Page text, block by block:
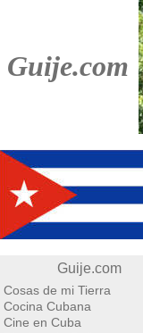
Guije.com
Guije.com
Cosas de mi Tierra
Cocina Cubana
Cine en Cuba